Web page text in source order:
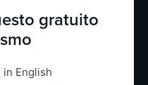
gratuito
in English